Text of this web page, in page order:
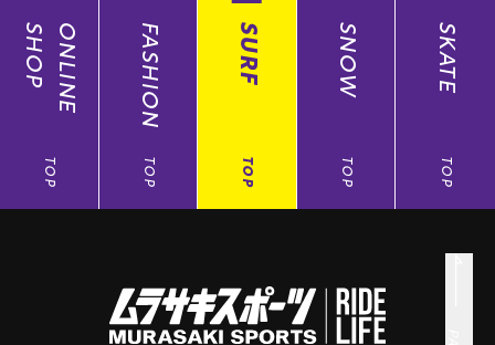
ONLINE
SHOP
TOP
FASHION
TOP
SURF
TOP
SNOW
TOP
SKATE
TOP